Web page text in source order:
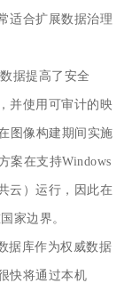
适合扩展数据治理
据提高了安全
并使用可审计的映
图像构建期间实施
案在支持Windows
云）运行，因此在
家边界。
据库作为权威数据
快将通过本机